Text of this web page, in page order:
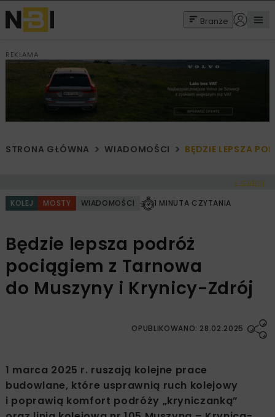
Branże
REKLAMA
STRONA GŁÓWNA WIADOMOŚCI BĘDZIE LEPSZA
< Cofnij
KOLEJ MOSTY WIADOMOŚCI 1 MINUTA CZYTANIA
Będzie lepsza podróż
pociągiem z Tarnowa
do Muszyny i Krynicy-Zdrój
OPUBLIKOWANO: 28.02.2025
1 marca 2025 r. ruszają kolejne prace
budowlane, które usprawnią ruch kolejowy
i poprawią komfort podróży „kryniczanką”